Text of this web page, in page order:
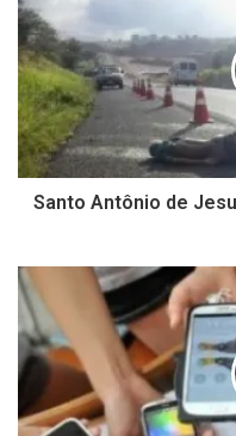
Santo Antônio de